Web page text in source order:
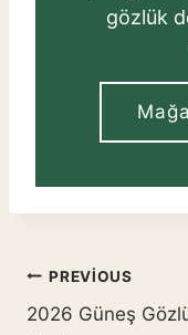
gözlük
Yazı
PREVIOUS
2026 Güneş